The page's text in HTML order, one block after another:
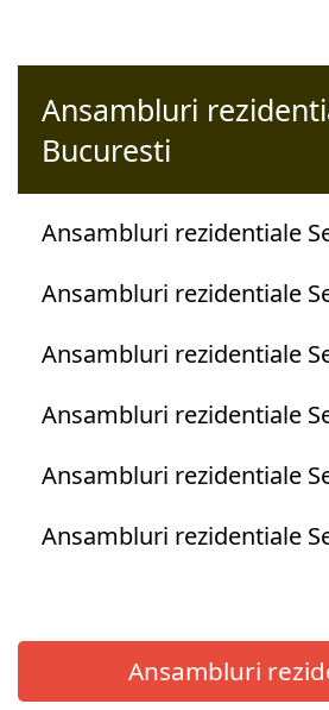
Ansambluri
Bucuresti
Ansambluri rezidentiale
Ansambluri rezidentiale
Ansambluri rezidentiale
Ansambluri rezidentiale
Ansambluri rezidentiale
Ansambluri rezidentiale
Ansambluri